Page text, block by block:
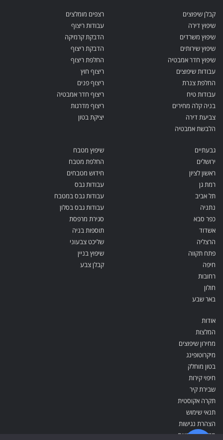
קבלן שיפוצים
שיפוץ דירה
שיפוץ משרדים
שיפוץ שירותים
שיפוץ חדר אמבטיה
עבודות שיפוצים
החלפת צנרת
עבודות טיח
בניה קלה מחירים
צביעת דירה
הלבשת אמבטיה
רצפים מומלצים
עבודות ריצוף
הדבקת קרמיקה
הדבקת ריצוף
החלפת ריצוף
ריצוף חוץ
ריצוף פנים
ריצוף חדר אמבטיה
ריצוף מדרגות
יציקת בטון
גבעתיים
ירושלים
ראשון לציון
רמת גן
תל אביב
נתניה
כפר סבא
אשדוד
הרצליה
פתח תקווה
חיפה
רחובות
חולון
באר שבע
שיפוץ מטבח
החלפת מטבח
חידוש מטבחים
עבודות גבס
עבודות גבס במטבח
עבודות גבס בסלון
סגירת מרפסת
תוספות בניה
שליכט צבעוני
שיפוץ בניין
קבלן צבע
אודות
המלצות
מחירון שיפוצים
מיקרוטופינג
בטון מוחלק
חיפוי קירות
שבירת קיר
תקרה אקוסטית
תנאי שימוש
הצהרת נגישות
מדיניות פרטיות